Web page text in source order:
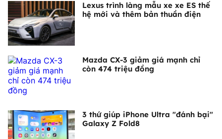
Lexus trình làng mẫu xe xe ES thế
hệ mới và thêm bản thuần điện
Mazda CX-3 giảm giá mạnh chỉ
còn 474 triệu đồng
3 thứ giúp iPhone Ultra "đánh bại"
Galaxy Z Fold8